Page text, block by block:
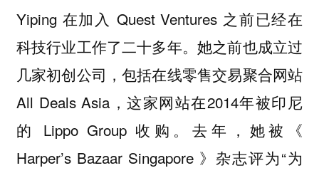
Yiping 在加入 Quest Ventures 之前已经在
科技行业工作了二十多年。她之前也成立过
几家初创公司，包括在线零售交易聚合网站
All Deals Asia，这家网站在2014年被印尼
的 Lippo Group 收购。去年，她被《
Harper’s Bazaar Singapore 》杂志评为“为